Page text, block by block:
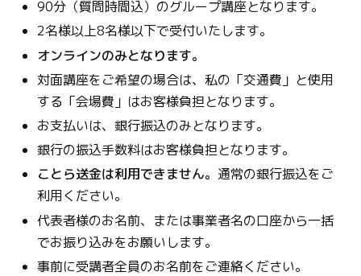
90分（質問時間込）のグループ講座となります。
2名様以上8名様以下で受付いたします。
オンラインのみとなります。
対面講座をご希望の場合は、私の「交通費」と使用
する「会場費」はお客様負担となります。
お支払いは、銀行振込のみとなります。
銀行の振込手数料はお客様負担となります。
ことら送金は利用できません。 通常の銀行振込をご
利用ください。
代表者様のお名前、または事業者名の口座から一括
でお振り込みをお願いします。
事前に受講者全員のお名前をご連絡ください。